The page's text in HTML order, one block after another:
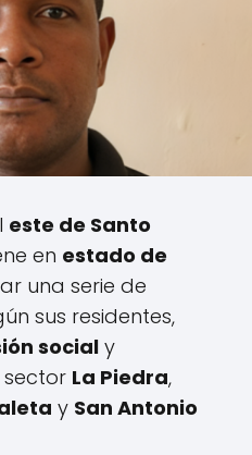
este de Santo
en estado de
una serie de
sus residentes,
social y
La Piedra,
y San Antonio